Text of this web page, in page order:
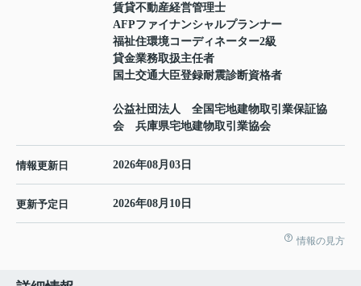
賃貸不動産経営管理士
AFPファイナンシャルプランナー
福祉住環境コーディネーター2級
貸金業務取扱主任者
国土交通大臣登録耐震診断資格者
公益社団法人 全国宅地建物取引業保証協
会 兵庫県宅地建物取引業協会
情報更新日 2026年08月03日
更新予定日 2026年08月10日
情報の見方